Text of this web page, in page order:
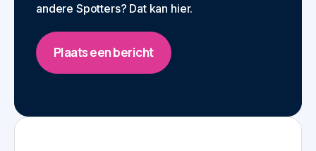
andere Spotters? Dat kan hier.
Plaats een bericht